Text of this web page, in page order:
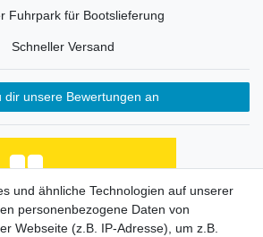
Fuhrpark für Bootslieferung
Schneller Versand
dir unsere Bewertungen an
bin mit Abwicklung und
fehlt, ist eine Beschreibung
und ähnliche Technologien auf unserer
personenbezogene Daten von
Webseite (z.B. IP-Adresse), um z.B.